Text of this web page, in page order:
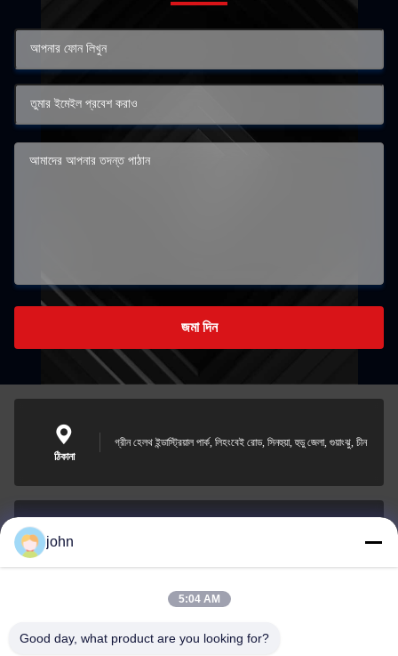
জমা দিন
ঠিকানা
গ্রীন হেলথ ইন্ডাস্ট্রিয়াল পার্ক, লিহংবেই রোড, সিনহুয়া, হুডু জেলা, গুয়াংঝু, চীন
0086-153-7406-6785
john
5:04 AM
Good day, what product are you looking for?